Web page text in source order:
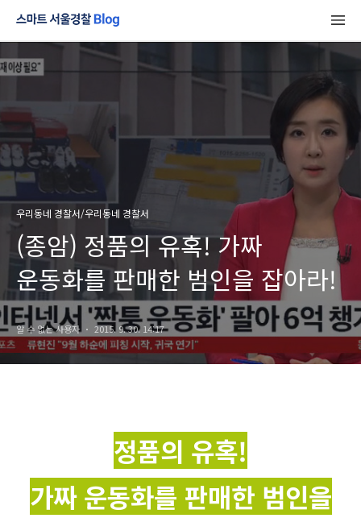
우리동네 경찰서/우리동네 경찰서
(종암) 정품의 유혹! 가짜
운동화를 판매한 범인을 잡아라!
알 수 없는 사용자 2015. 9. 30. 14:17
정품의 유혹!
가짜 운동화를 판매한 범인을